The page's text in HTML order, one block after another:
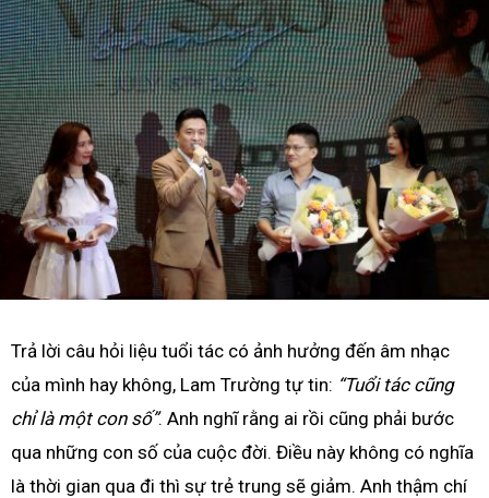
Trả lời câu hỏi liệu tuổi tác có ảnh hưởng đến âm nhạc
của mình hay không, Lam Trường tự tin: “Tuổi tác cũng
chỉ là một con số”. Anh nghĩ rằng ai rồi cũng phải bước
qua những con số của cuộc đời. Điều này không có nghĩa
là thời gian qua đi thì sự trẻ trung sẽ giảm. Anh thậm chí